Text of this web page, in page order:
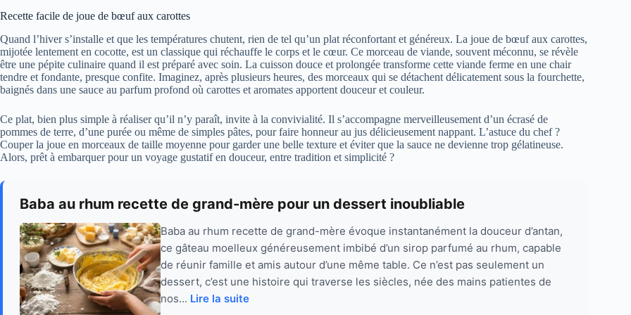
Recette facile de joue de bœuf aux carottes
Quand l’hiver s’installe et que les températures chutent, rien de tel qu’un plat réconfortant et généreux. La joue de bœuf aux carottes,
mijotée lentement en cocotte, est un classique qui réchauffe le corps et le cœur. Ce morceau de viande, souvent méconnu, se révèle
être une pépite culinaire quand il est préparé avec soin. La cuisson douce et prolongée transforme cette viande ferme en une chair
tendre et fondante, presque confite. Imaginez, après plusieurs heures, des morceaux qui se détachent délicatement sous la fourchette,
baignés dans une sauce au parfum profond où carottes et aromates apportent douceur et couleur.
Ce plat, bien plus simple à réaliser qu’il n’y paraît, invite à la convivialité. Il s’accompagne merveilleusement d’un écrasé de
pommes de terre, d’une purée ou même de simples pâtes, pour faire honneur au jus délicieusement nappant. L’astuce du chef ?
Couper la joue en morceaux de taille moyenne pour garder une belle texture et éviter que la sauce ne devienne trop gélatineuse.
Alors, prêt à embarquer pour un voyage gustatif en douceur, entre tradition et simplicité ?
Baba au rhum recette de grand-mère pour un dessert inoubliable
Baba au rhum recette de grand-mère évoque instantanément la douceur d’antan,
ce gâteau moelleux généreusement imbibé d’un sirop parfumé au rhum, capable
de réunir famille et amis autour d’une même table. Ce n’est pas seulement un
dessert, c’est une histoire qui traverse les siècles, née des mains patientes de
nos... Lire la suite